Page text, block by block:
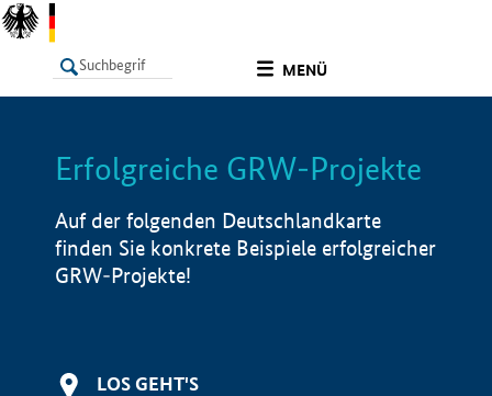
MENÜ
LISTE Info
Erfolgreiche GRW-Projekte
Auf der folgenden Deutschlandkarte
finden Sie konkrete Beispiele erfolgreicher
GRW-Projekte!
LOS GEHT'S